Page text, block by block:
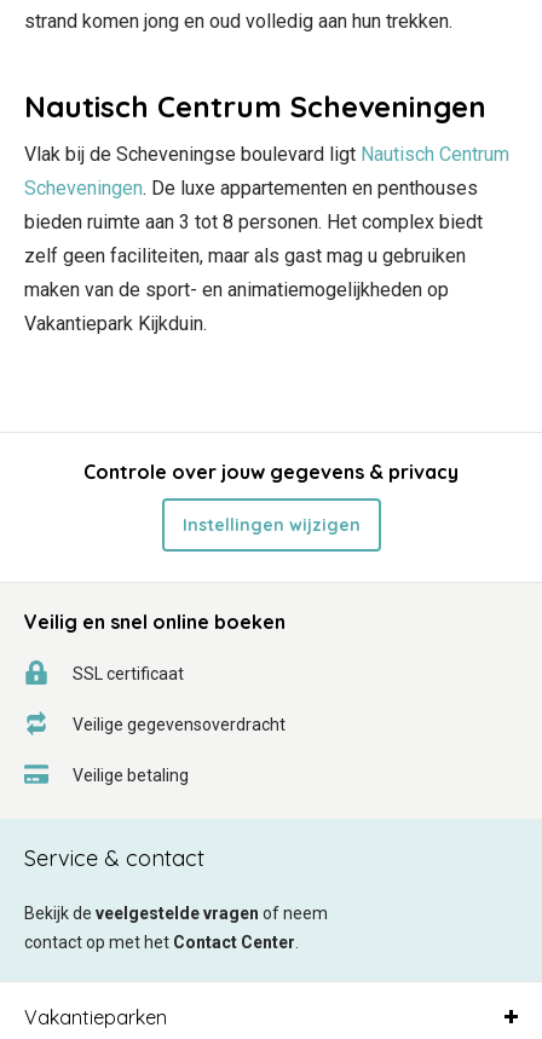
strand komen jong en oud volledig aan hun trekken.
Nautisch Centrum Scheveningen
Vlak bij de Scheveningse boulevard ligt Nautisch Centrum
Scheveningen. De luxe appartementen en penthouses
bieden ruimte aan 3 tot 8 personen. Het complex biedt
zelf geen faciliteiten, maar als gast mag u gebruiken
maken van de sport- en animatiemogelijkheden op
Vakantiepark Kijkduin.
Controle over jouw gegevens & privacy
Instellingen wijzigen
Veilig en snel online boeken
SSL certificaat
Veilige gegevensoverdracht
Veilige betaling
Vakantieparken
Service & contact
Bekijk de veelgestelde vragen of neem
contact op met het Contact Center